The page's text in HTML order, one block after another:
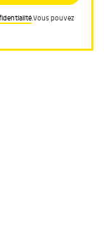
.Vous pouvez